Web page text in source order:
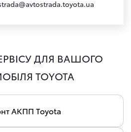
ДЛЯ ВАШОГО
TOYOTA
АКПП Toyota